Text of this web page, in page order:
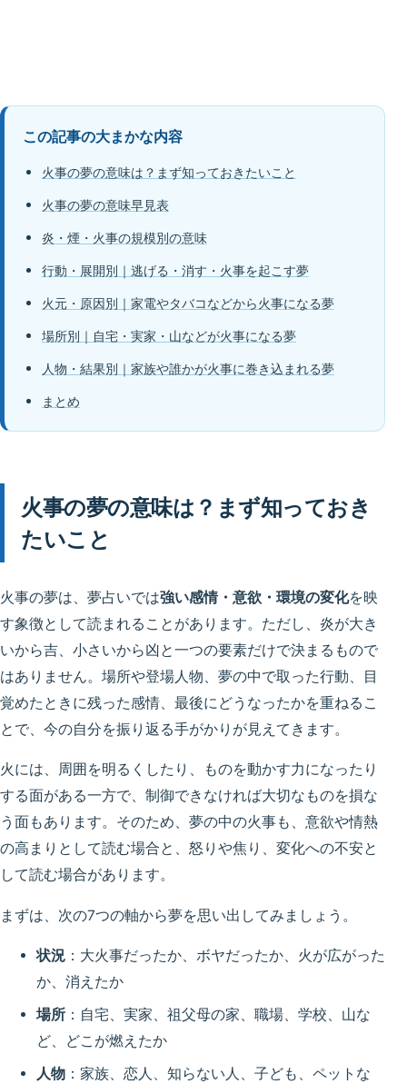
この記事の大まかな内容
火事の夢の意味は？まず知っておきたいこと
火事の夢の意味早見表
炎・煙・火事の規模別の意味
行動・展開別｜逃げる・消す・火事を起こす夢
火元・原因別｜家電やタバコなどから火事になる夢
場所別｜自宅・実家・山などが火事になる夢
人物・結果別｜家族や誰かが火事に巻き込まれる夢
まとめ
火事の夢の意味は？まず知っておき
たいこと
火事の夢は、夢占いでは強い感情・意欲・環境の変化を映
す象徴として読まれることがあります。ただし、炎が大き
いから吉、小さいから凶と一つの要素だけで決まるもので
はありません。場所や登場人物、夢の中で取った行動、目
覚めたときに残った感情、最後にどうなったかを重ねるこ
とで、今の自分を振り返る手がかりが見えてきます。
火には、周囲を明るくしたり、ものを動かす力になったり
する面がある一方で、制御できなければ大切なものを損な
う面もあります。そのため、夢の中の火事も、意欲や情熱
の高まりとして読む場合と、怒りや焦り、変化への不安と
して読む場合があります。
まずは、次の7つの軸から夢を思い出してみましょう。
状況 ：大火事だったか、ボヤだったか、火が広がった
か、消えたか
場所 ：自宅、実家、祖父母の家、職場、学校、山な
ど、どこが燃えたか
人物 ：家族、恋人、知らない人、子ども、ペットな